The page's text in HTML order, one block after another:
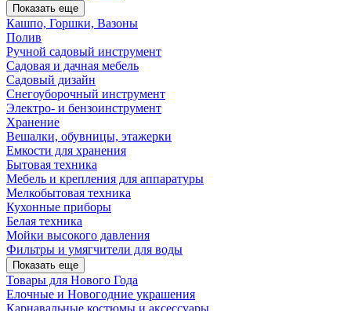
Показать еще
Кашпо, Горшки, Вазоны
Полив
Ручной садовый инструмент
Садовая и дачная мебель
Садовый дизайн
Снегоуборочный инструмент
Электро- и бензоинструмент
Хранение
Вешалки, обувницы, этажерки
Емкости для хранения
Бытовая техника
Мебель и крепления для аппаратуры
Мелкобытовая техника
Кухонные приборы
Белая техника
Мойки высокого давления
Фильтры и умягчители для воды
Показать еще
Товары для Нового Года
Елочные и Новогодние украшения
Карнавальные костюмы и аксессуары